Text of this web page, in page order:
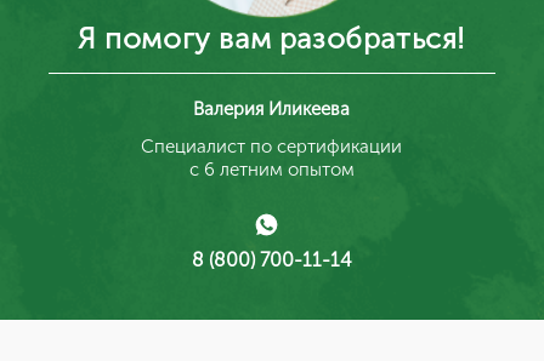
Я помогу вам разобраться!
Валерия Иликеева
Специалист по сертификации
с 6 летним опытом
8 (800) 700-11-14